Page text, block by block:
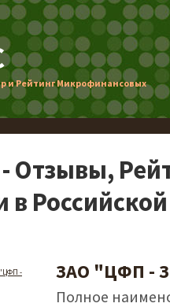
и Рейтинг Микрофинансовых
Отзывы,
в
"ЦФП - ЗАО "ЦФП -
Полное